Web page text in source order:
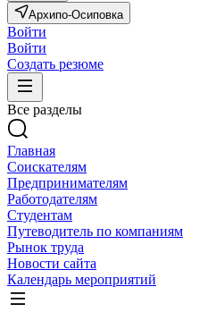
Архипо-Осиповка
Войти
Войти
Создать резюме
Все разделы
Главная
Соискателям
Предпринимателям
Работодателям
Студентам
Путеводитель по компаниям
Рынок труда
Новости сайта
Календарь мероприятий